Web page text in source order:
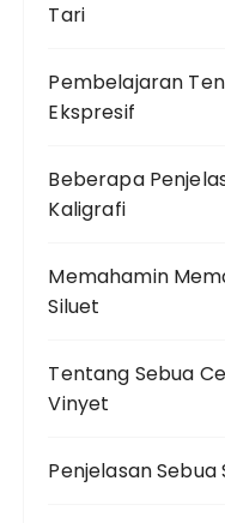
Tari
Pembelajaran
Ekspresif
Beberapa
Kaligrafi
Memahamin
Siluet
Tentang Sebua
Vinyet
Penjelasan